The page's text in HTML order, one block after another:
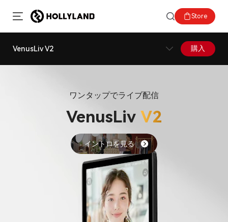
Store
VenusLiv V2 購入
ワンタップでライブ配信
VenusLiv V2
イントロを見る